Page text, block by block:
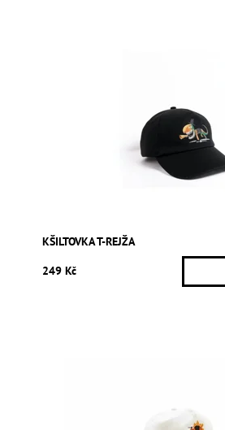
KŠILTOVKA T-REJŽA
249 Kč